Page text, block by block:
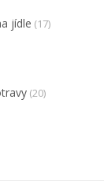
jídle (17)
(20)